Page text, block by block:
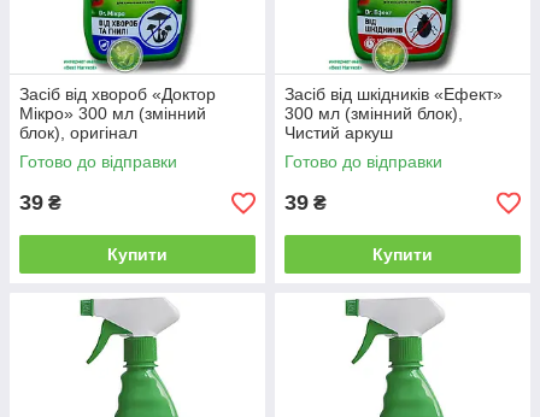
Засіб від хвороб «Доктор
Мікро» 300 мл (змінний
блок), оригінал
Готово до відправки
39 ₴
Купити
Засіб від шкідників «Ефект»
300 мл (змінний блок),
Чистий аркуш
Готово до відправки
39 ₴
Купити